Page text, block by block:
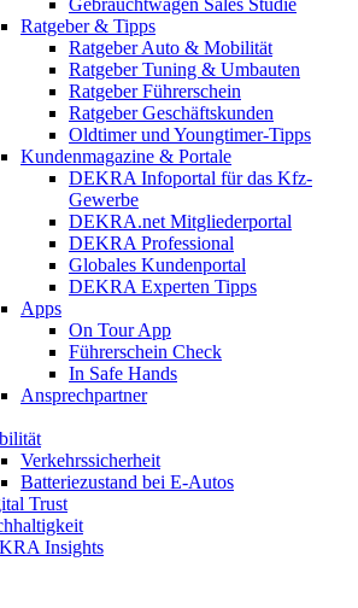
Ratgeber & Tipps
Ratgeber Auto & Mobilität
Ratgeber Tuning & Umbauten
Ratgeber Führerschein
Ratgeber Geschäftskunden
Oldtimer und Youngtimer-Tipps
Kundenmagazine & Portale
DEKRA Infoportal für das Kfz-
Gewerbe
DEKRA.net Mitgliederportal
DEKRA Professional
Globales Kundenportal
DEKRA Experten Tipps
Apps
On Tour App
Führerschein Check
In Safe Hands
Ansprechpartner
Verkehrssicherheit
Batteriezustand bei E-Autos
Trust
Insights